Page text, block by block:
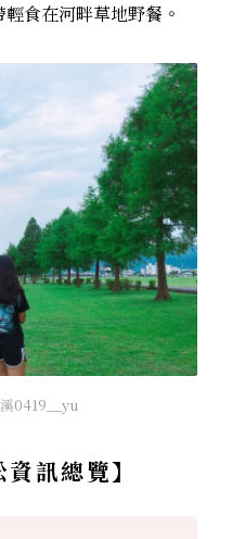
食在河畔草地野餐。
0419__yu
訊總覽】